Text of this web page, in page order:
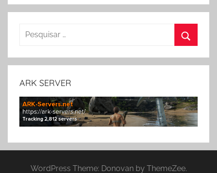
Pesquisar
ARK SERVER
WordPress Theme: Donovan by ThemeZee.